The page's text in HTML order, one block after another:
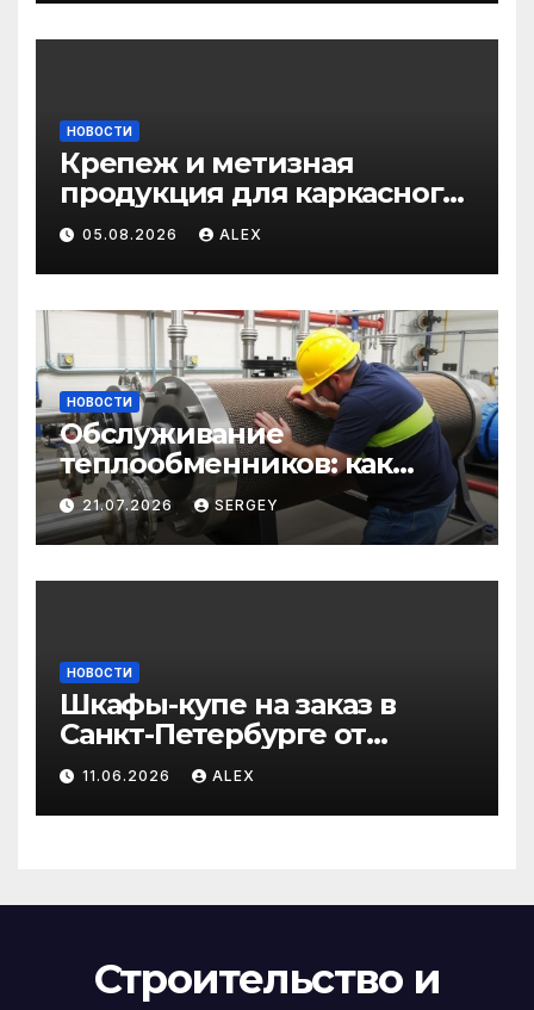
НОВОСТИ
Крепеж и метизная
продукция для каркасного
и загородного
строительства: от
саморезов до анкеров
05.08.2026 ALEX
НОВОСТИ
Обслуживание
теплообменников: как
сохранить эффективность
и избежать простоев
21.07.2026 SERGEY
НОВОСТИ
Шкафы-купе на заказ в
Санкт-Петербурге от
производителя по
доступным ценам
11.06.2026 ALEX
Строительство и